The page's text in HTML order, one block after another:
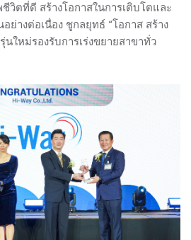
วิตที่ดี สร้างโอกาสในการเติบโตและ
างต่อเนื่อง ชูกลยุทธ์ “โอกาส สร้าง
ใหม่รองรับการเร่งขยายสาขาทั่ว